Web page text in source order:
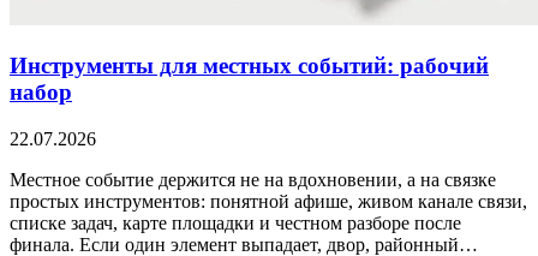
Инструменты для местных событий: рабочий
набор
22.07.2026
Местное событие держится не на вдохновении, а на связке
простых инструментов: понятной афише, живом канале связи,
списке задач, карте площадки и честном разборе после
финала. Если один элемент выпадает, двор, районный…